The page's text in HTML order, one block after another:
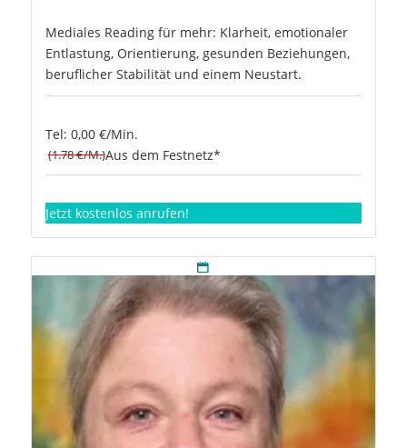
Mediales Reading für mehr: Klarheit, emotionaler
Entlastung, Orientierung, gesunden Beziehungen,
beruflicher Stabilität und einem Neustart.
Tel: 0,00 €/Min.
(1.78 €/M.)Aus dem Festnetz*
Jetzt kostenlos anrufen!